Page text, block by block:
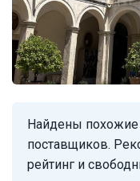
Найдены похожие
поставщиков.
рейтинг и